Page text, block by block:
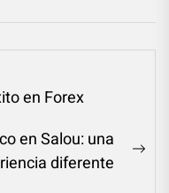
en Forex
en Salou: una
diferente